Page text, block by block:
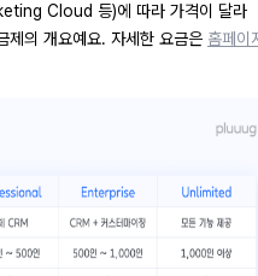
Cloud 등)에 따라 가격이 달라
제의 개요예요. 자세한 요금은 홈페이